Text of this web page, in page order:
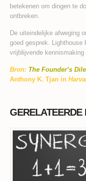
betekenen om dingen te
ontbreken.
De uiteindelijke afweging
goed gesprek. Lighthouse
vrijblijvende kennismaking
Bron: The Founder’s
Anthony K. Tjan in
GERELATEERDE